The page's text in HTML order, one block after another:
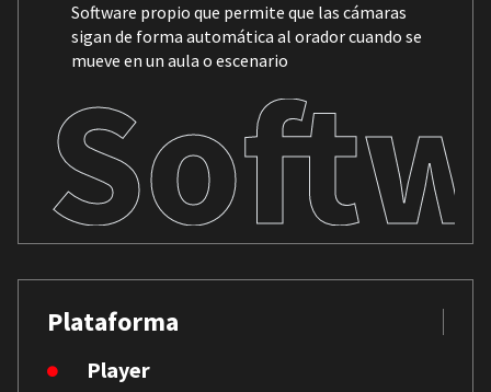
Software propio que permite que las cámaras
sigan de forma automática al orador cuando se
mueve en un aula o escenario
Plataforma
Player